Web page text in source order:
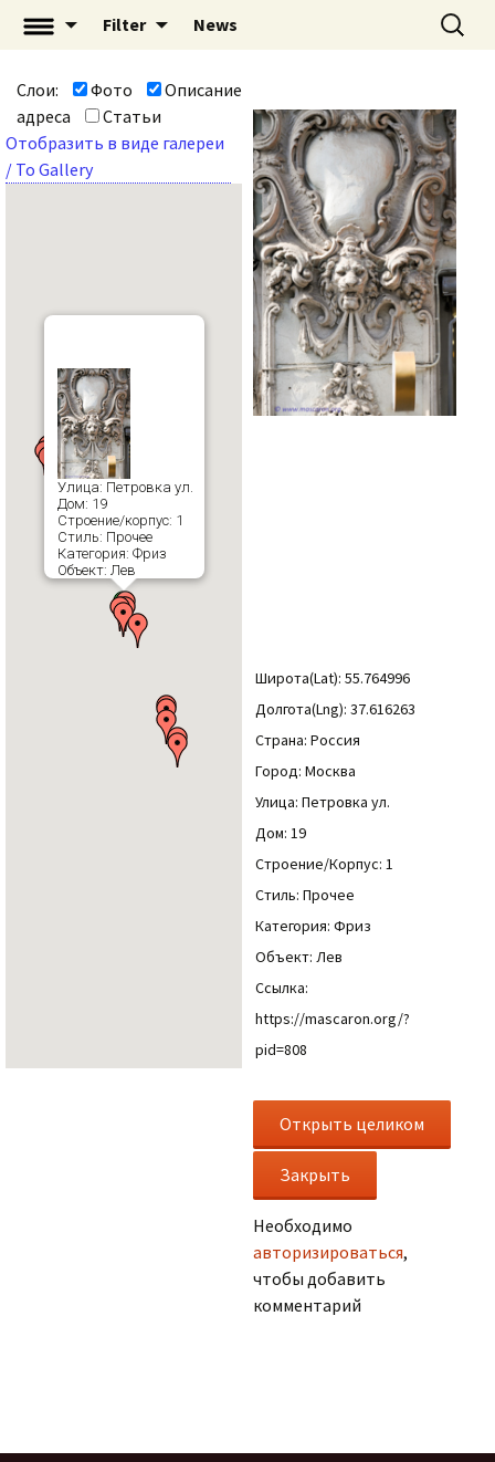
«Mascaron: Незримый
город» | mascaron.org
Filter News Найти:
Слои: Фото
Описание
адреса
Статьи
Отобразить в виде галереи
/ To Gallery
Улица: Петровка ул.
Дом: 19
Строение/корпус: 1
Стиль: Прочее
Категория: Фриз
Объект: Лев
Широта(Lat): 55.764996
Долгота(Lng): 37.616263
Страна: Россия
Город: Москва
Улица: Петровка ул.
Дом: 19
Строение/Корпус: 1
Стиль: Прочее
Категория: Фриз
Объект: Лев
Ссылка:
https://mascaron.org/?
pid=808
Необходимо
авторизироваться,
чтобы добавить
комментарий